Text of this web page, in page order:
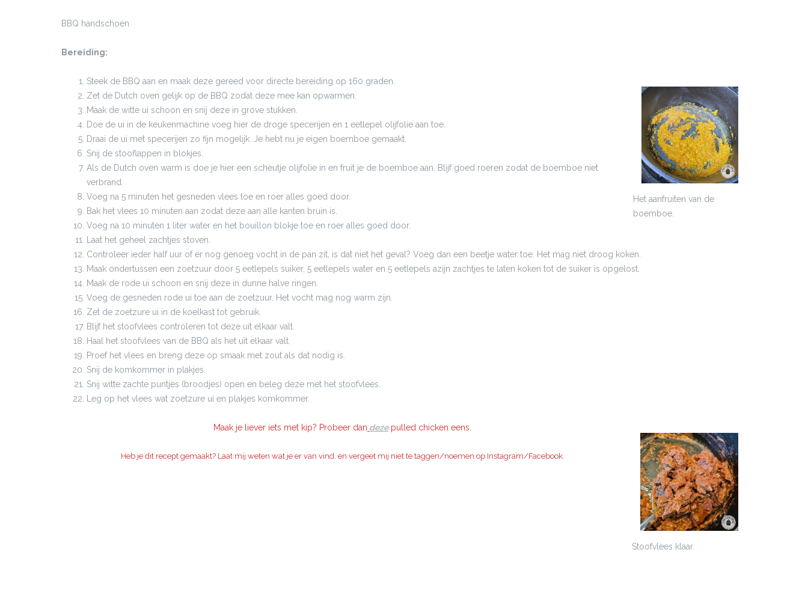
BBQ handschoen
Bereiding:
Het aanfruiten van de
boemboe.
Steek de BBQ aan en maak deze gereed voor directe bereiding op 160 graden.
Zet de Dutch oven gelijk op de BBQ zodat deze mee kan opwarmen.
Maak de witte ui schoon en snij deze in grove stukken.
Doe de ui in de keukenmachine voeg hier de droge specerijen en 1 eetlepel olijfolie aan toe.
Draai de ui met specerijen zo fijn mogelijk. Je hebt nu je eigen boemboe gemaakt.
Snij de stooflappen in blokjes.
Als de Dutch oven warm is doe je hier een scheutje olijfolie in en fruit je de boemboe aan. Blijf goed roeren zodat de boemboe niet
verbrand.
Voeg na 5 minuten het gesneden vlees toe en roer alles goed door.
Bak het vlees 10 minuten aan zodat deze aan alle kanten bruin is.
Voeg na 10 minuten 1 liter water en het bouillon blokje toe en roer alles goed door.
Laat het geheel zachtjes stoven.
Controleer ieder half uur of er nog genoeg vocht in de pan zit, is dat niet het geval? Voeg dan een beetje water toe. Het mag niet droog koken.
Maak ondertussen een zoetzuur door 5 eetlepels suiker, 5 eetlepels water en 5 eetlepels azijn zachtjes te laten koken tot de suiker is opgelost.
Maak de rode ui schoon en snij deze in dunne halve ringen.
Voeg de gesneden rode ui toe aan de zoetzuur. Het vocht mag nog warm zijn.
Zet de zoetzure ui in de koelkast tot gebruik.
Blijf het stoofvlees controleren tot deze uit elkaar valt.
Haal het stoofvlees van de BBQ als het uit elkaar valt.
Proef het vlees en breng deze op smaak met zout als dat nodig is.
Snij de komkommer in plakjes.
Snij witte zachte puntjes (broodjes) open en beleg deze met het stoofvlees.
Leg op het vlees wat zoetzure ui en plakjes komkommer.
Stoofvlees klaar.
Maak je liever iets met kip? Probeer dan dezepulled chicken eens.
Heb je dit recept gemaakt? Laat mij weten wat je er van vind, en vergeet mij niet te taggen/noemen op Instagram/Facebook.